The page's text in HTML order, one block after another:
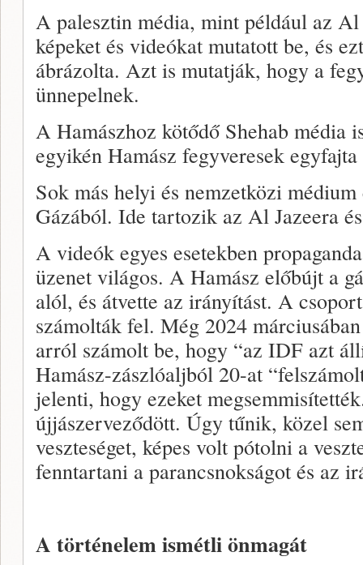
A palesztin média, mint például az
képeket és videókat mutatott be, és
ábrázolta. Azt is mutatják, hogy a
ünnepelnek.
A Hamászhoz kötődő Shehab média
egyikén Hamász fegyveresek
Sok más helyi és nemzetközi
Gázából. Ide tartozik az Al Jazeera
A videók egyes esetekben
üzenet világos. A Hamász előbújt a
alól, és átvette az irányítást. A
számolták fel. Még 2024
arról számolt be, hogy “az IDF azt
Hamász-zászlóaljból 20-at
jelenti, hogy ezeket
újjászerveződött. Úgy tűnik, közel
veszteséget, képes volt pótolni a
fenntartani a parancsnokságot és az
A történelem ismétli önmagát